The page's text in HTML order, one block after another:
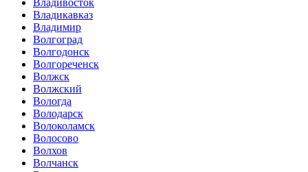
Владивосток
Владикавказ
Владимир
Волгоград
Волгодонск
Волгореченск
Волжск
Волжский
Вологда
Володарск
Волоколамск
Волосово
Волхов
Волчанск